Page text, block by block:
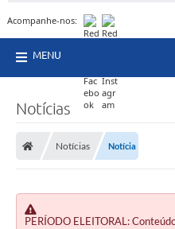
Acompanhe-nos:
MENU
Notícias
Notícias Notícia
PERÍODO ELEITORAL: